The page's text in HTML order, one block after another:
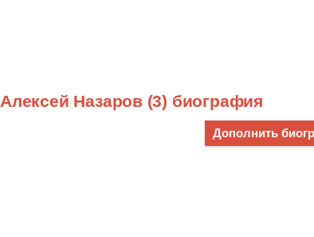
Алексей Назаров (3) биография
Дополнить